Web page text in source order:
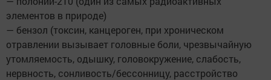
элементов в природе)
— бензол (токсин, канцероген, при хроническом
отравлении вызывает головные боли, чрезвычайную
утомляемость, одышку, головокружение, слабость,
нервность, сонливость/бессонницу, расстройство